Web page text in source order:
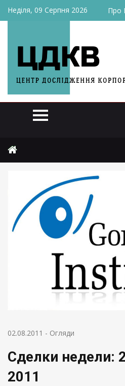
Неділя, 09 Серпня 2026 Про
02.08.2011 - Огляди
Сделки недели:
2011